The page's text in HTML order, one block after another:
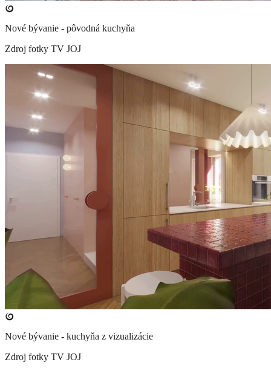
Nové bývanie - pôvodná kuchyňa
Zdroj fotky TV JOJ
Nové bývanie - kuchyňa z vizualizácie
Zdroj fotky TV JOJ